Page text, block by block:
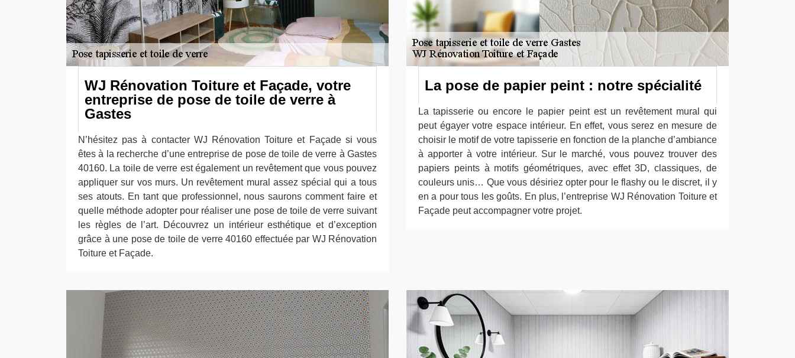
WJ Rénovation Toiture et Façade, votre
entreprise de pose de toile de verre à
Gastes
N’hésitez pas à contacter WJ Rénovation Toiture et Façade si vous
êtes à la recherche d’une entreprise de pose de toile de verre à Gastes
40160. La toile de verre est également un revêtement que vous pouvez
appliquer sur vos murs. Un revêtement mural assez spécial qui a tous
ses atouts. En tant que professionnel, nous saurons comment faire et
quelle méthode adopter pour réaliser une pose de toile de verre suivant
les règles de l’art. Découvrez un intérieur esthétique et d’exception
grâce à une pose de toile de verre 40160 effectuée par WJ Rénovation
Toiture et Façade.
La pose de papier peint : notre spécialité
La tapisserie ou encore le papier peint est un revêtement mural qui
peut égayer votre espace intérieur. En effet, vous serez en mesure de
choisir le motif de votre tapisserie en fonction de la planche d’ambiance
à apporter à votre intérieur. Sur le marché, vous pouvez trouver des
papiers peints à motifs géométriques, avec effet 3D, classiques, de
couleurs unis… Que vous désiriez opter pour le flashy ou le discret, il y
en a pour tous les goûts. En plus, l’entreprise WJ Rénovation Toiture et
Façade peut accompagner votre projet.